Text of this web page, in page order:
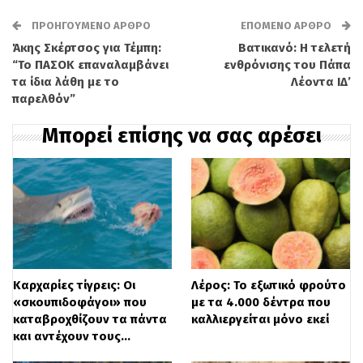
περιοχές με αυξημένες τουριστικές ροές
(όπως λόγου χάριν οι Κυκλάδες)όπου η
κατανάλωση αυξάνεται ενώ η
διαθεσιμότητα του πόρου είναι πολύ
περιορισμένη.
Πρόσθετο πρόβλημα δημιουργεί το
γεγονός ότι η ζήτηση στους τουριστικούς
προορισμούς κορυφώνεται
ΠΡΟΗΓΟΎΜΕΝΟ ΆΡΘΡΟ
Άκης Σκέρτσος για Τέμπη:
“Το ΠΑΣΟΚ επαναλαμβάνει
τα ίδια λάθη με το
παρελθόν”
ΕΠΌΜΕΝΟ ΆΡΘΡΟ
Βατικανό: Η τελετή
ενθρόνισης του Πάπα
Λέοντα ΙΔ’
Μπορεί επίσης να σας αρέσει
Καρχαρίες τίγρεις: Οι
«σκουπιδοφάγοι» που
καταβροχθίζουν τα πάντα
και αντέχουν τους…
Λέρος: Το εξωτικό φρούτο
με τα 4.000 δέντρα που
καλλιεργείται μόνο εκεί